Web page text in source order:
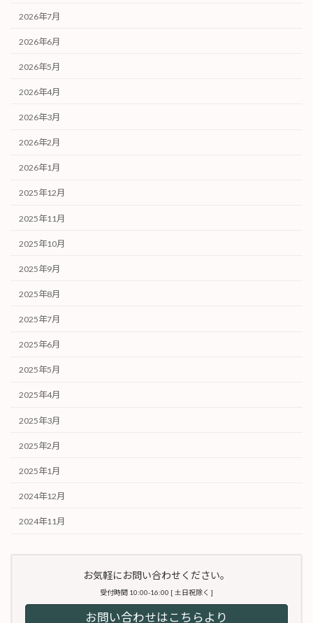
2026年7月
2026年6月
2026年5月
2026年4月
2026年3月
2026年2月
2026年1月
2025年12月
2025年11月
2025年10月
2025年9月
2025年8月
2025年7月
2025年6月
2025年5月
2025年4月
2025年3月
2025年2月
2025年1月
2024年12月
2024年11月
お気軽にお問い合わせください。
受付時間 10:00-16:00 [ 土日祝除く ]
お問い合わせはこちらより